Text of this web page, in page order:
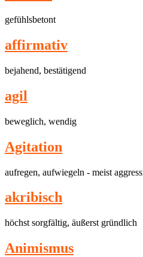
gefühlsbetont
affirmativ
bejahend, bestätigend
agil
beweglich, wendig
Agitation
aufregen, aufwiegeln - meist
akribisch
höchst sorgfältig, äußerst gründlich
Animismus